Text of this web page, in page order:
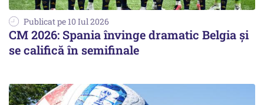
Publicat pe 10 Iul 2026
CM 2026: Spania învinge dramatic Belgia și
se califică în semifinale